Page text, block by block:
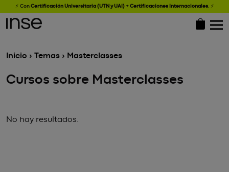
⚡ Con Certificación Universitaria (UTN y UAI) + Certificaciones Internacionales. ⚡
Inicio › Temas › Masterclasses
Cursos sobre Masterclasses
No hay resultados.